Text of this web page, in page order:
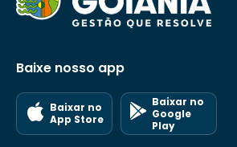
Baixe nosso app
Baixar no
App Store
Baixar no
Google
Play